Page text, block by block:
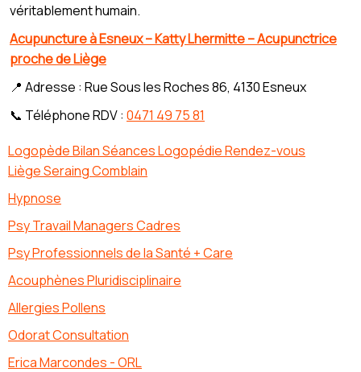
véritablement humain.
Acupuncture à Esneux – Katty Lhermitte – Acupunctrice
proche de Liège
📍 Adresse : Rue Sous les Roches 86, 4130 Esneux
📞 Téléphone RDV : 0471 49 75 81
Logopède Bilan Séances Logopédie Rendez-vous
Liège Seraing Comblain
Hypnose
Psy Travail Managers Cadres
Psy Professionnels de la Santé + Care
Acouphènes Pluridisciplinaire
Allergies Pollens
Odorat Consultation
Erica Marcondes - ORL